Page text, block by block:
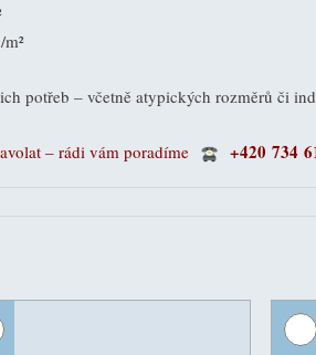
potřeb – včetně atypických rozměrů či
– rádi vám poradíme +420 734